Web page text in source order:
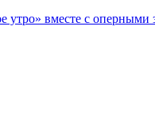
вместе с оперными